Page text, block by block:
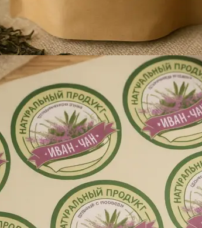
Копирование проектной
Копирование больших
Брошюровка в
Брошюровка документов
Брошюровка на
Брошюровка на
Брошюровка на скобу
Брошюровка курсовых
Брошюровка дипломных
Брошюровка диссертаций
Брошюровка листов